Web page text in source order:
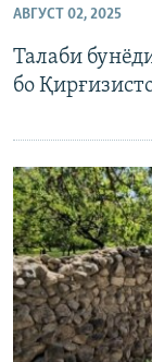
АВГУСТ 02, 2025
Талаби
бо